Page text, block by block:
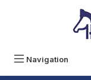
Zum Hauptinhalt
Navigation